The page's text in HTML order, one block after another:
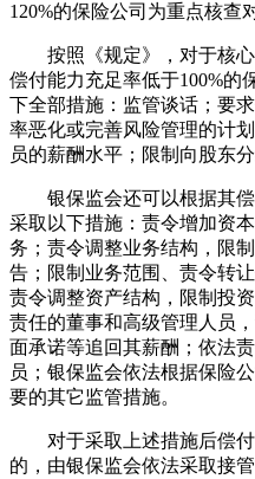
120%的保险公司为重点核查
按照《规定》，对于核心
偿付能力充足率低于100%的
下全部措施：监管谈话；要
率恶化或完善风险管理的计
员的薪酬水平；限制向股东分
银保监会还可以根据其偿
采取以下措施：责令增加资
务；责令调整业务结构，限
告；限制业务范围、责令转
责令调整资产结构，限制投
责任的董事和高级管理人员
面承诺等追回其薪酬；依法
员；银保监会依法根据保险
要的其它监管措施。
对于采取上述措施后偿付
的，由银保监会依法采取接